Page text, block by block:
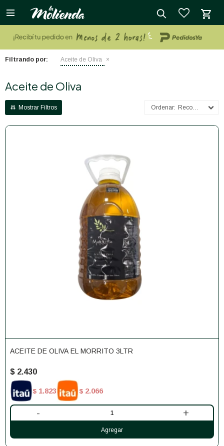

Filtrando por: Aceite de Oliva
Aceite de Oliva
Recomendados
ACEITE DE OLIVA EL MORRITO 3LTR
$ 2.430
$ 1.823 $ 2.066
- +